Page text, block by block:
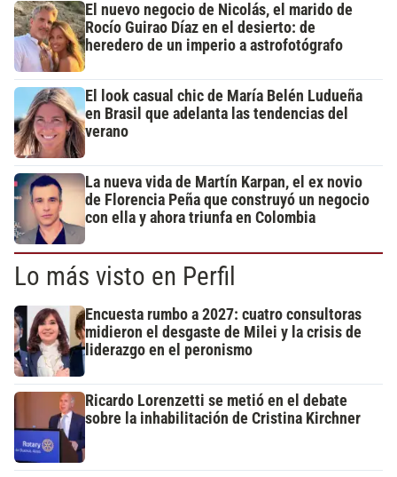
El nuevo negocio de Nicolás, el marido de
Rocío Guirao Díaz en el desierto: de
heredero de un imperio a astrofotógrafo
El look casual chic de María Belén Ludueña
en Brasil que adelanta las tendencias del
verano
La nueva vida de Martín Karpan, el ex novio
de Florencia Peña que construyó un negocio
con ella y ahora triunfa en Colombia
Lo más visto en Perfil
Encuesta rumbo a 2027: cuatro consultoras
midieron el desgaste de Milei y la crisis de
liderazgo en el peronismo
Ricardo Lorenzetti se metió en el debate
sobre la inhabilitación de Cristina Kirchner